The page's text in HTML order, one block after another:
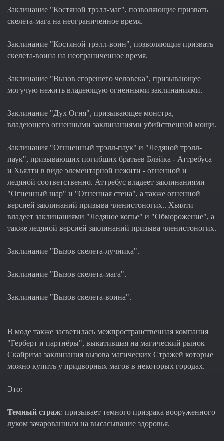
Заклинание "Костяной трэлл-маг", позволяющие призвать
скелета-мага на неограниченное время.
Заклинание "Костяной трэлл-воин", позволяющие призвать
скелета-воина на неограниченное время.
Заклинание "Вызов сгорешего человека", призывающее
могучую нежить владеющую огненными заклинаниями.
Заклинание "Дух Огня", призывающее монстра,
владеющего огненными заклинаниями убийственной мощи.
Заклинания "Огнненный трэлл-паук" и "Ледяной трэлл-
паук", призывающих погибших братьев Блэйка - Аттребуса
и Хьялти в виде элементарной нежити - огненной и
ледяной соответственно. Аттребус владеет заклинаниями
"Огненный шар" и "Огненная стена", а также огненной
версией заклинаний призыва членистоногих.. Хьялти
владеет заклинаниями "Ледяное копье" и "Обморожение", а
также ледяной версией заклинаний призыва членистоногих.
Заклинание "Вызов скелета-лучника".
Заклинание "Вызов скелета-мага".
Заклинание "Вызов скелета-воина".
В моде также засветилась межпространственная компания
"Герберт и партнёры", выкатившая на магический рынок
Скайрима заклинания вызова магических Стражей которые
можно купить у придворных магов в некоторых городах.
Это:
Темный страж: призывает темного призрака вооруженного
луком зачарованным на высасывание здоровья.